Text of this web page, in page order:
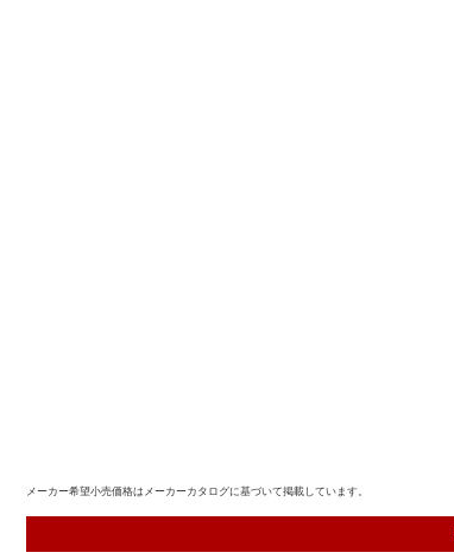
メーカー希望小売価格はメーカーカタログに基づいて掲載しています。